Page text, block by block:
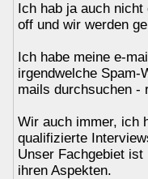
Ich hab ja auch
off und wir werden
Ich habe meine e-
irgendwelche Spam-
mails durchsuchen -
Wir auch immer, ich
qualifizierte
Unser Fachgebiet
ihren Aspekten.